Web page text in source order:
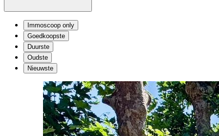
Immoscoop only
Goedkoopste
Duurste
Oudste
Nieuwste